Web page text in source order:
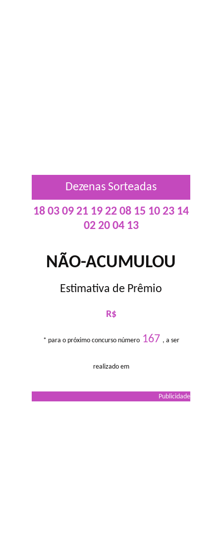
Dezenas Sorteadas
18 03 09 21 19 22 08 15 10 23 14
02 20 04 13
NÃO-ACUMULOU
Estimativa de Prêmio
R$
* para o próximo concurso número167 , a ser
realizado em
Publicidade